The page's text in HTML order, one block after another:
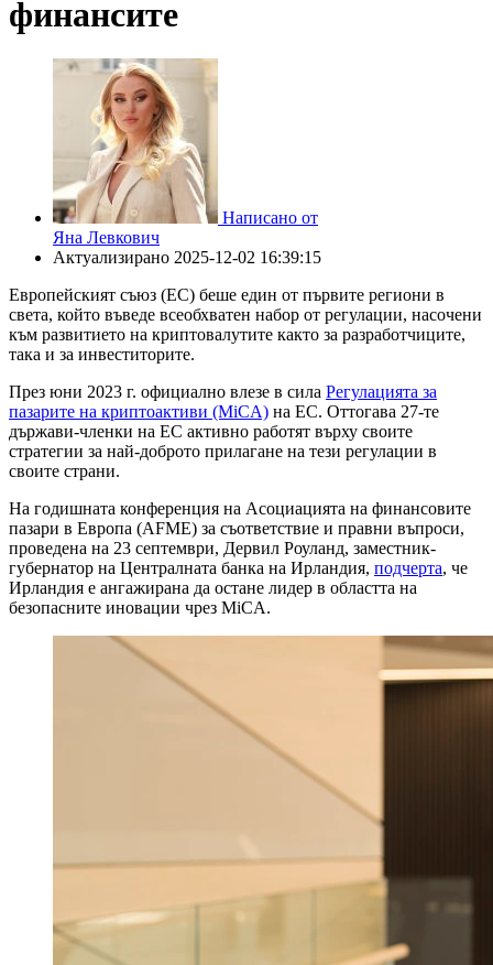
финансите
Написано от
Яна Левкович
Актуализирано 2025-12-02 16:39:15
Европейският съюз (ЕС) беше един от първите региони в
света, който въведе всеобхватен набор от регулации, насочени
към развитието на криптовалутите както за разработчиците,
така и за инвеститорите.
През юни 2023 г. официално влезе в сила Регулацията за
пазарите на криптоактиви (MiCA) на ЕС. Оттогава 27-те
държави-членки на ЕС активно работят върху своите
стратегии за най-доброто прилагане на тези регулации в
своите страни.
На годишната конференция на Асоциацията на финансовите
пазари в Европа (AFME) за съответствие и правни въпроси,
проведена на 23 септември, Дервил Роуланд, заместник-
губернатор на Централната банка на Ирландия, подчерта, че
Ирландия е ангажирана да остане лидер в областта на
безопасните иновации чрез MiCA.